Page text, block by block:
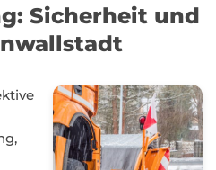
Sicherheit und